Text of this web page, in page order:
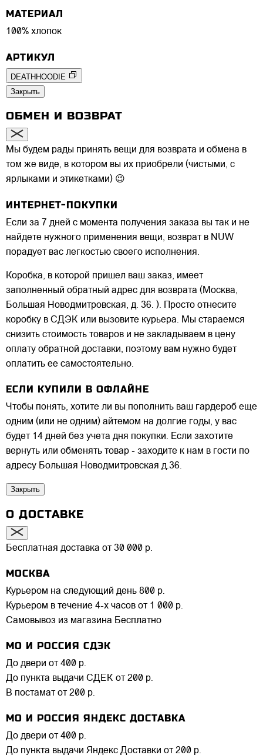
МАТЕРИАЛ
100% хлопок
АРТИКУЛ
DEATHHOODIE
Закрыть
ОБМЕН И ВОЗВРАТ
Мы будем рады принять вещи для возврата и обмена в
том же виде, в котором вы их приобрели (чистыми, с
ярлыками и этикетками) 😉
ИНТЕРНЕТ-ПОКУПКИ
Если за 7 дней с момента получения заказа вы так и не
найдете нужного применения вещи, возврат в NUW
порадует вас легкостью своего исполнения.
Коробка, в которой пришел ваш заказ, имеет
заполненный обратный адрес для возврата (Москва,
Большая Новодмитровская, д. 36. ). Просто отнесите
коробку в СДЭК или вызовите курьера. Мы стараемся
снизить стоимость товаров и не закладываем в цену
оплату обратной доставки, поэтому вам нужно будет
оплатить ее самостоятельно.
ЕСЛИ КУПИЛИ В ОФЛАЙНЕ
Чтобы понять, хотите ли вы пополнить ваш гардероб еще
одним (или не одним) айтемом на долгие годы, у вас
будет 14 дней без учета дня покупки. Если захотите
вернуть или обменять товар - заходите к нам в гости по
адресу Большая Новодмитровская д.36.
Закрыть
О ДОСТАВКЕ
Бесплатная доставка от 30 000 р.
МОСКВА
Курьером на следующий день 800 р.
Курьером в течение 4-х часов от 1 000 р.
Самовывоз из магазина Бесплатно
МО И РОССИЯ СДЭК
До двери от 400 р.
До пункта выдачи СДЕК от 200 р.
В постамат от 200 р.
МО И РОССИЯ ЯНДЕКС ДОСТАВКА
До двери от 400 р.
До пункта выдачи Яндекс Доставки от 200 р.